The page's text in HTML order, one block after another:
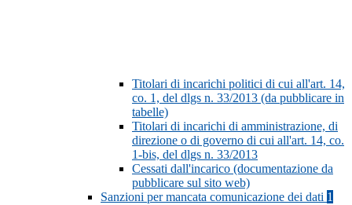
Titolari di incarichi politici di cui all'art. 14,
co. 1, del dlgs n. 33/2013 (da pubblicare in
tabelle)
Titolari di incarichi di amministrazione, di
direzione o di governo di cui all'art. 14, co.
1-bis, del dlgs n. 33/2013
Cessati dall'incarico (documentazione da
pubblicare sul sito web)
Sanzioni per mancata comunicazione dei dati 1